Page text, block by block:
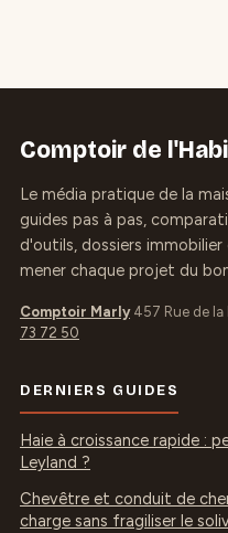
techniques
Comptoir de
Le média pratique de la
guides pas à pas,
d'outils, dossiers
mener chaque projet du
Comptoir Marly 457 Rue de la
73 72 50
DERNIERS GUIDES
Haie à croissance rapide :
Leyland ?
Chevêtre et conduit de
charge sans fragiliser le